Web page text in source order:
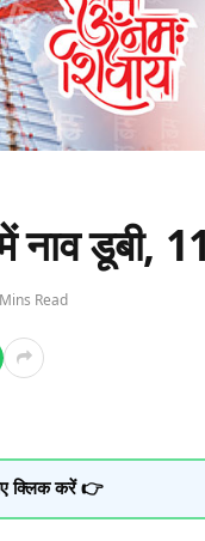
नाव डूबी,
Read
क्लिक करें 👉